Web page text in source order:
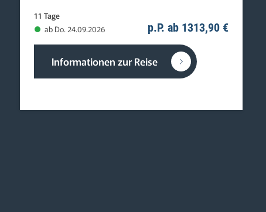
11 Tage
ab Do. 24.09.2026
p.P. ab 1313,90 €
Informationen zur Reise